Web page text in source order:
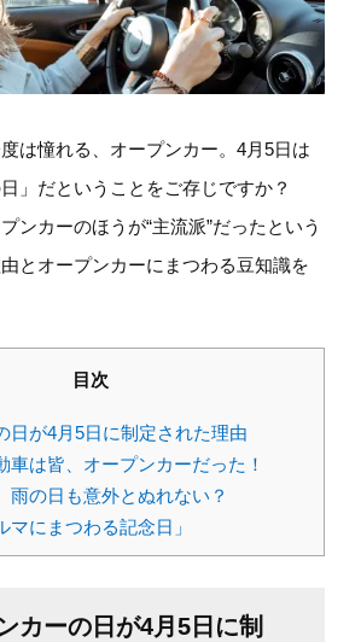
は憧れる、オープンカー。4月5日は
日」だということをご存じですか？
ンカーのほうが“主流派”だったという
とオープンカーにまつわる豆知識を
目次
日が4月5日に制定された理由
車は皆、オープンカーだった！
雨の日も意外とぬれない？
マにまつわる記念日」
カーの日が4月5日に制